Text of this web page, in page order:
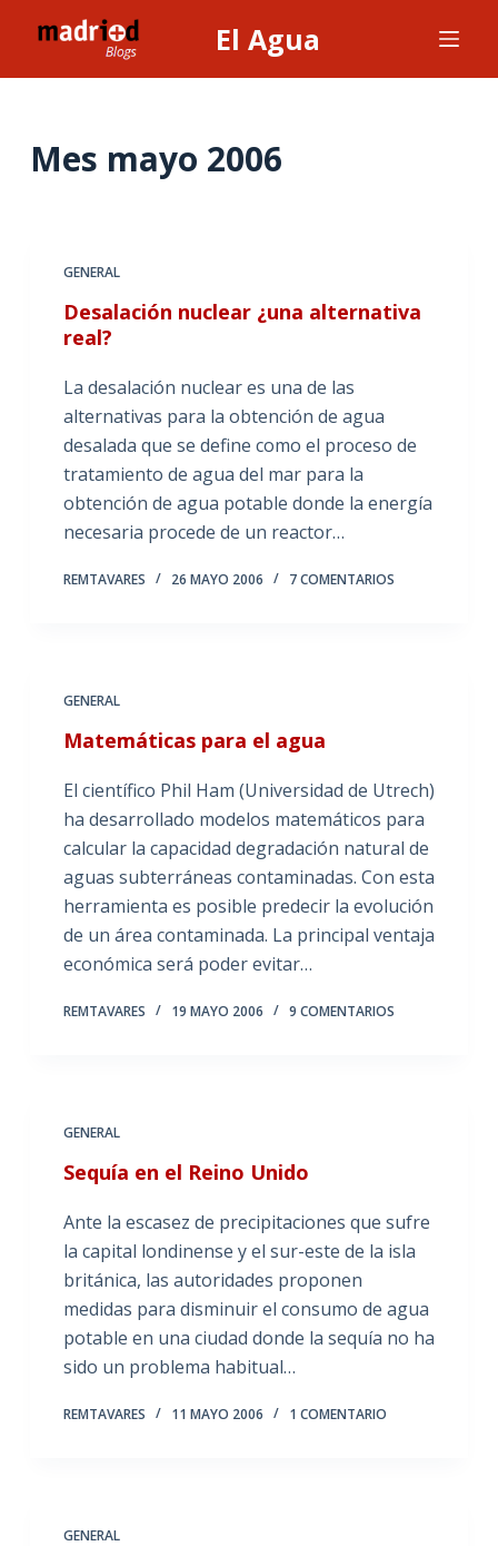
l
El Agua
Mes mayo 2006
GENERAL
Desalación nuclear ¿una alternativa
real?
La desalación nuclear es una de las
alternativas para la obtención de agua
desalada que se define como el proceso de
tratamiento de agua del mar para la
obtención de agua potable donde la energía
necesaria procede de un reactor…
REMTAVARES 26 MAYO 2006 7 COMENTARIOS
GENERAL
Matemáticas para el agua
El científico Phil Ham (Universidad de Utrech)
ha desarrollado modelos matemáticos para
calcular la capacidad degradación natural de
aguas subterráneas contaminadas. Con esta
herramienta es posible predecir la evolución
de un área contaminada. La principal ventaja
económica será poder evitar…
REMTAVARES 19 MAYO 2006 9 COMENTARIOS
GENERAL
Sequía en el Reino Unido
Ante la escasez de precipitaciones que sufre
la capital londinense y el sur-este de la isla
británica, las autoridades proponen
medidas para disminuir el consumo de agua
potable en una ciudad donde la sequía no ha
sido un problema habitual…
REMTAVARES 11 MAYO 2006 1 COMENTARIO
GENERAL